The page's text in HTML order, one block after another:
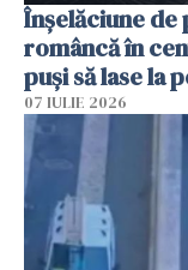
Înșelăciune
româncă în
puși să lase la
07 IULIE 2026